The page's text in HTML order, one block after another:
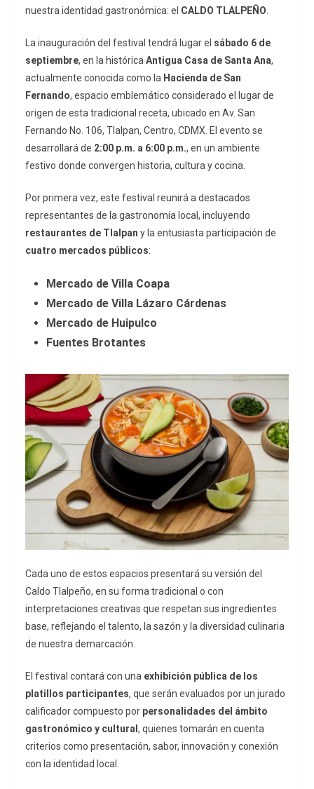
nuestra identidad gastronómica: el CALDO TLALPEÑO
La inauguración del festival tendrá lugar el sábado 6 de
septiembre, en la histórica Antigua Casa de Santa Ana,
actualmente conocida como la Hacienda de San
Fernando, espacio emblemático considerado el lugar de
origen de esta tradicional receta, ubicado en Av. San
Fernando No. 106, Tlalpan, Centro, CDMX. El evento se
desarrollará de 2:00 p.m. a 6:00 p.m., en un ambiente
festivo donde convergen historia, cultura y cocina.
Por primera vez, este festival reunirá a destacados
representantes de la gastronomía local, incluyendo
restaurantes de Tlalpan y la entusiasta participación de
cuatro mercados públicos:
Mercado de Villa Coapa
Mercado de Villa Lázaro Cárdenas
Mercado de Huipulco
Fuentes Brotantes
Cada uno de estos espacios presentará su versión del
Caldo Tlalpeño, en su forma tradicional o con
interpretaciones creativas que respetan sus ingredientes
base, reflejando el talento, la sazón y la diversidad culinaria
de nuestra demarcación.
El festival contará con una exhibición pública de los
platillos participantes, que serán evaluados por un jurado
calificador compuesto por personalidades del ámbito
gastronómico y cultural , quienes tomarán en cuenta
criterios como presentación, sabor, innovación y conexión
con la identidad local.